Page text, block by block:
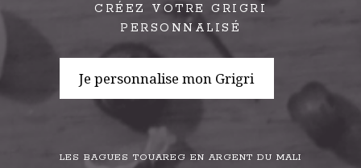
CRÉEZ VOTRE GRIGRI
PERSONNALISÉ
Je personnalise mon Grigri
LES BAGUES TOUAREG EN ARGENT DU MALI